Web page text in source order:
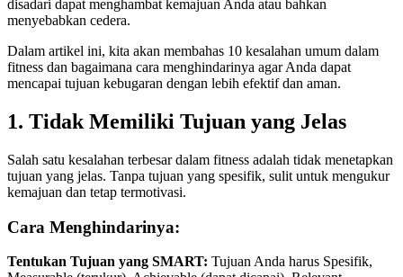
disadari dapat menghambat kemajuan Anda atau bahkan
menyebabkan cedera.
Dalam artikel ini, kita akan membahas 10 kesalahan umum dalam
fitness dan bagaimana cara menghindarinya agar Anda dapat
mencapai tujuan kebugaran dengan lebih efektif dan aman.
1. Tidak Memiliki Tujuan yang Jelas
Salah satu kesalahan terbesar dalam fitness adalah tidak menetapkan
tujuan yang jelas. Tanpa tujuan yang spesifik, sulit untuk mengukur
kemajuan dan tetap termotivasi.
Cara Menghindarinya:
Tentukan Tujuan yang SMART: Tujuan Anda harus Spesifik,